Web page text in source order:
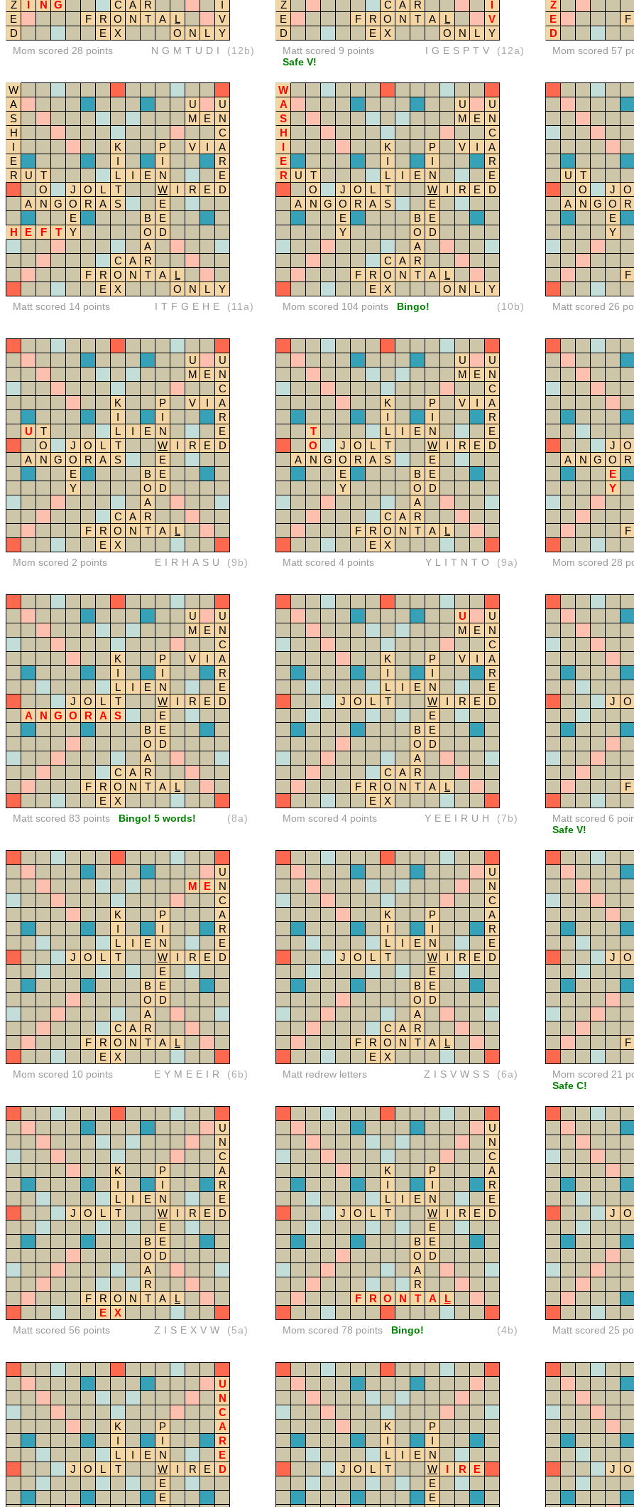
Z
I N G C A R
I
E
F R O N T A L
V
D
E X O N L Y
Mom scored 28 points NGMTUDI (12b)
Z
C A R
I
E
F R O N T A L
V
D
E X O N L Y
Matt scored 9 points
Safe V!
IGESPTV (12a)
Z
E
F
D
Mom scored 57
W
A
U
U
S
M E
N
H
C
I
K P V I
A
E
I I
R
R
U T L I E N
E
O
J O L T W I R E
D
A
N G O R A S
E
E
B
E
H
E F T Y O
D
A
C
A
R
F
R O N T A
L
E
X O N L Y
Matt scored 14 points ITFGEHE (11a)
W
A
U
U
S
M E
N
H
C
I
K P V I
A
E
I I
R
R
U T L I E N
E
O
J O L T W I R E
D
A
N G O R A S
E
E
B
E
Y
O
D
A
C
A
R
F
R O N T A
L
E
X O N L Y
Mom scored 104 points Bingo! (10b)
U
T
O
J O
A
N G O R
E
Y
F
Matt scored 26
U
U
M
E
N
C
K
P V I
A
I
I
R
U
T L I E N
E
O
J O L T W I R E
D
A
N G O R A S
E
E
B
E
Y
O
D
A
C
A
R
F
R O N T A
L
E
X
Mom scored 2 points EIRHASU (9b)
U
U
M
E
N
C
K
P V I
A
I
I
R
T
L I E N
E
O
J O L T W I R E
D
A
N G O R A S
E
E
B
E
Y
O
D
A
C
A
R
F
R O N T A
L
E
X
Matt scored 4 points YLITNTO (9a)
J
O
A
N G O R
E
Y
F
Mom scored 28
U
U
M
E
N
C
K
P V I
A
I
I
R
L
I E N
E
J
O L T W I R E
D
A
N G O R A S
E
B
E
O
D
A
C
A
R
F
R O N T A
L
E
X
Matt scored 83 points Bingo! 5 words! (8a)
U
U
M
E
N
C
K
P V I
A
I
I
R
L
I E N
E
J
O L T W I R E
D
E
B
E
O
D
A
C
A
R
F
R O N T A
L
E
X
Mom scored 4 points YEEIRUH (7b)
J
O
F
Matt scored 6
Safe V!
U
M
E
N
C
K
P
A
I
I
R
L
I E N
E
J
O L T W I R E
D
E
B
E
O
D
A
C
A
R
F
R O N T A
L
E
X
Mom scored 10 points EYMEEIR (6b)
U
N
C
K
P
A
I
I
R
L
I E N
E
J
O L T W I R E
D
E
B
E
O
D
A
C
A
R
F
R O N T A
L
E
X
Matt redrew letters ZISVWSS (6a)
J
O
F
Mom scored 21
Safe C!
U
N
C
K
P
A
I
I
R
L
I E N
E
J
O L T W I R E
D
E
B
E
O
D
A
R
F
R O N T A
L
E
X
Matt scored 56 points ZISEXVW (5a)
U
N
C
K
P
A
I
I
R
L
I E N
E
J
O L T W I R E
D
E
B
E
O
D
A
R
F
R O N T A L
Mom scored 78 points Bingo! (4b)
J
O
Matt scored 25
U
N
C
K
P
A
I
I
R
L
I E N
E
J
O L T W I R E
D
E
E
K
P
I
I
L
I E
N
J
O L T W I R
E
E
E
J
O